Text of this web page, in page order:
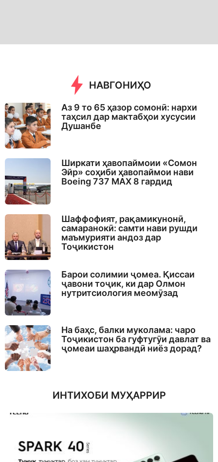
НАВГОНИҲО
Аз 9 то 65 ҳазор сомонӣ: нархи
таҳсил дар мактабҳои хусусии
Душанбе
Ширкати ҳавопаймоии «Сомон
Эйр» соҳиби ҳавопаймои нави
Boeing 737 MAX 8 гардид
Шаффофият, рақамикунонӣ,
самаранокӣ: самти нави рушди
маъмурияти андоз дар
Тоҷикистон
Барои солимии ҷомеа. Қиссаи
ҷавони тоҷик, ки дар Олмон
нутритсиология меомӯзад
На баҳс, балки муколама: чаро
Тоҷикистон ба гуфтугӯи давлат ва
ҷомеаи шаҳрвандӣ ниёз дорад?
ИНТИХОБИ МУҲАРРИР